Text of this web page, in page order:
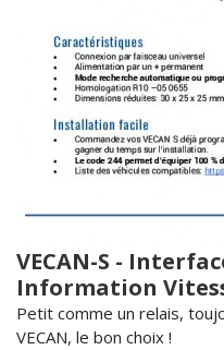
VECAN-S -
Information
Petit comme un relais,
VECAN, le bon choix !